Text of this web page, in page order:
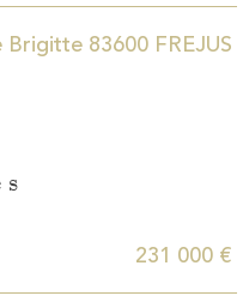
Brigitte 83600 FREJUS
231 000 €